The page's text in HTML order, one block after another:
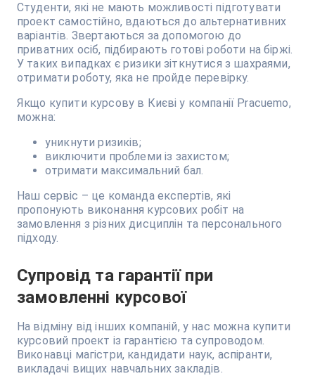
Студенти, які не мають можливості підготувати
проект самостійно, вдаються до альтернативних
варіантів. Звертаються за допомогою до
приватних осіб, підбирають готові роботи на біржі.
У таких випадках є ризики зіткнутися з шахраями,
отримати роботу, яка не пройде перевірку.
Якщо купити курсову в Києві у компанії Pracuemo,
можна:
уникнути ризиків;
виключити проблеми із захистом;
отримати максимальний бал.
Наш сервіс – це команда експертів, які
пропонують виконання курсових робіт на
замовлення з різних дисциплін та персонального
підходу.
Супровід та гарантії при
замовленні курсової
На відміну від інших компаній, у нас можна купити
курсовий проект із гарантією та супроводом.
Виконавці магістри, кандидати наук, аспіранти,
викладачі вищих навчальних закладів.